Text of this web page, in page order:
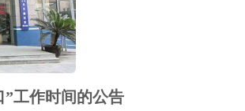
工作时间的公告